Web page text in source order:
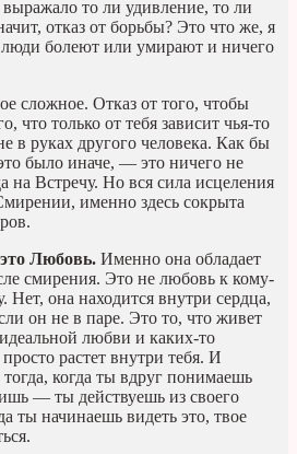
то ли удивление, то ли
отказ от борьбы? Это что же, я
люди болеют или умирают и ничего
сложное. Отказ от того, чтобы
что только от тебя зависит чья-то
в руках другого человека. Как бы
было иначе, — это ничего не
на Встречу. Но вся сила исцеления
именно здесь сокрыта
Любовь. Именно она обладает
смирения. Это не любовь к кому-
Нет, она находится внутри сердца,
он не в паре. Это то, что живет
любви и каких-то
растет внутри тебя. И
тогда, когда ты вдруг понимаешь
— ты действуешь из своего
ты начинаешь видеть это, твое